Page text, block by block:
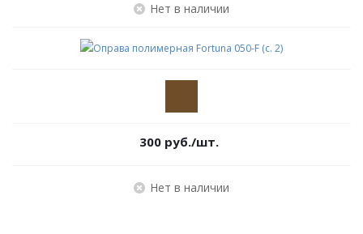
Нет в наличии
300руб./шт.
Нет в наличии